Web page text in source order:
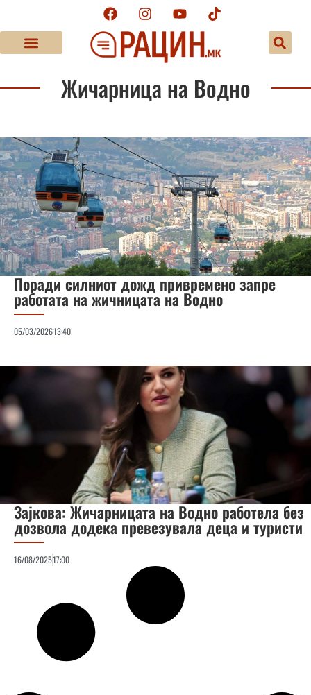
Жичарница на Водно
Поради силниот дожд привремено запре
работата на жичницата на Водно
05/03/202613:40
Зајкова: Жичарницата на Водно работела без
дозвола додека превезувала деца и туристи
16/08/202517:00